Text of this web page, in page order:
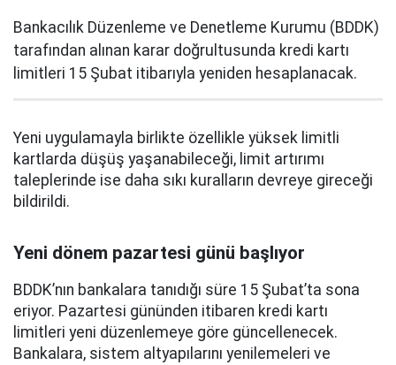
Bankacılık Düzenleme ve Denetleme Kurumu (BDDK)
tarafından alınan karar doğrultusunda kredi kartı
limitleri 15 Şubat itibarıyla yeniden hesaplanacak.
Yeni uygulamayla birlikte özellikle yüksek limitli
kartlarda düşüş yaşanabileceği, limit artırımı
taleplerinde ise daha sıkı kuralların devreye gireceği
bildirildi.
Yeni dönem pazartesi günü başlıyor
BDDK’nın bankalara tanıdığı süre 15 Şubat’ta sona
eriyor. Pazartesi gününden itibaren kredi kartı
limitleri yeni düzenlemeye göre güncellenecek.
Bankalara, sistem altyapılarını yenilemeleri ve